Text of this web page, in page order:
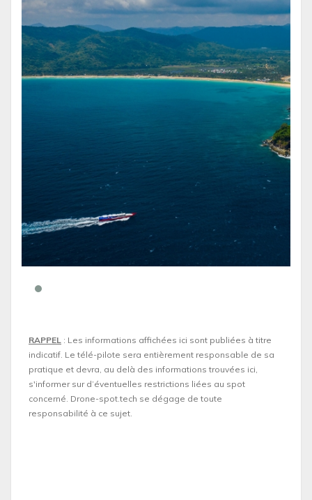
RAPPEL : Les informations affichées ici sont publiées à titre
indicatif. Le télé-pilote sera entièrement responsable de sa
pratique et devra, au delà des informations trouvées ici,
s'informer sur d’éventuelles restrictions liées au spot
concerné. Drone-spot.tech se dégage de toute
responsabilité à ce sujet.